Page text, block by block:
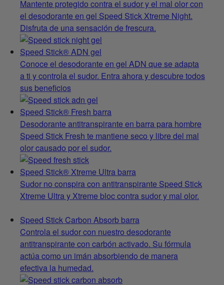
Mantente protegido contra el sudor y el mal olor con
el desodorante en gel Speed Stick Xtreme Night.
Disfruta de una sensación de frescura.
Speed Stick® ADN gel
Conoce el desodorante en gel ADN que se adapta
a ti y controla el sudor. Entra ahora y descubre todos
sus beneficios
Speed Stick® Fresh barra
Desodorante antitranspirante en barra para hombre
Speed Stick Fresh te mantiene seco y libre del mal
olor causado por el sudor.
Speed Stick® Xtreme Ultra barra
Sudor no conspira con antitranspirante Speed Stick
Xtreme Ultra y Xtreme bloc contra sudor y mal olor.
Speed Stick Carbon Absorb barra
Controla el sudor con nuestro desodorante
antitranspirante con carbón activado. Su fórmula
actúa como un imán absorbiendo de manera
efectiva la humedad.